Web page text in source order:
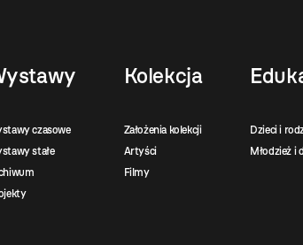
czasowe
stałe
Kolekcja
Założenia kolekcji
Artyści
Filmy
Dzieci i
Młodzież i